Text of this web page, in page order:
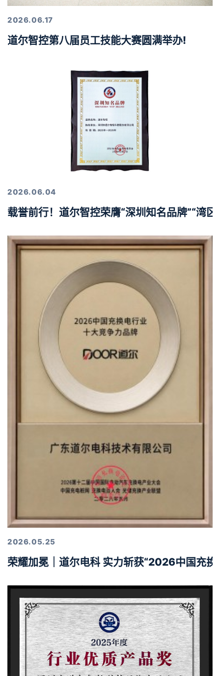
2026.06.17
道尔智控第八届员工技能大赛圆满举办!
2026.06.04
载誉前行！道尔智控荣膺“深圳知名品牌”“湾
2026.05.25
荣耀加冕｜道尔电科 实力斩获“2026中国充换